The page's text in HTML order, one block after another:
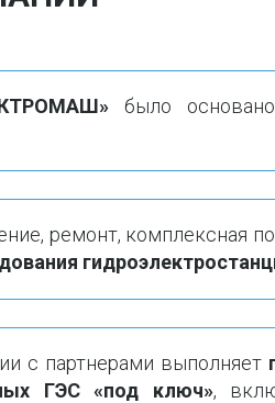
было
ремонт, комплексная
с партнерами выполняет
ГЭС «под ключ»,